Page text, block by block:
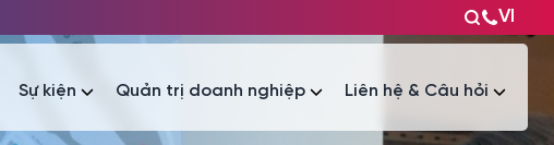
VI
Sự kiện Quản trị doanh nghiệp Liên hệ & Câu hỏi